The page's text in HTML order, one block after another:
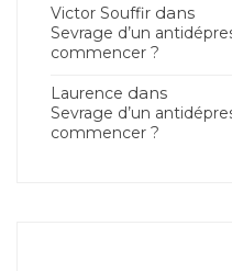
Victor Souffir dans
Sevrage d’un
commencer ?
Laurence dans
Sevrage d’un
commencer ?